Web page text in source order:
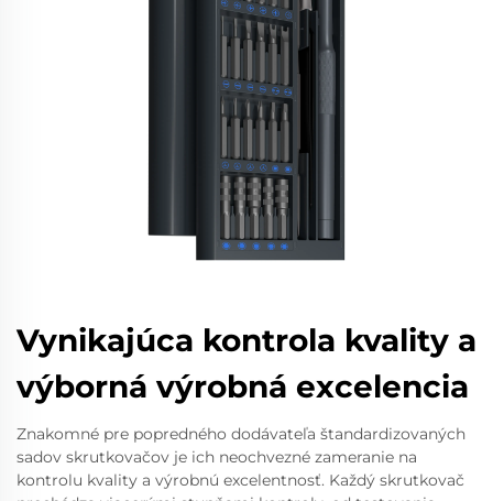
Vynikajúca kontrola kvality a
výborná výrobná excelencia
Znakomné pre popredného dodávateľa štandardizovaných
sadov skrutkovačov je ich neochvezné zameranie na
kontrolu kvality a výrobnú excelentnosť. Každý skrutkovač